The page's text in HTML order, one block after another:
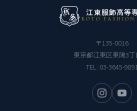
江東服飾高等
KOTO FASHION
〒135-0016
東京都江東区東陽3丁
TEL: 03-3645-9891